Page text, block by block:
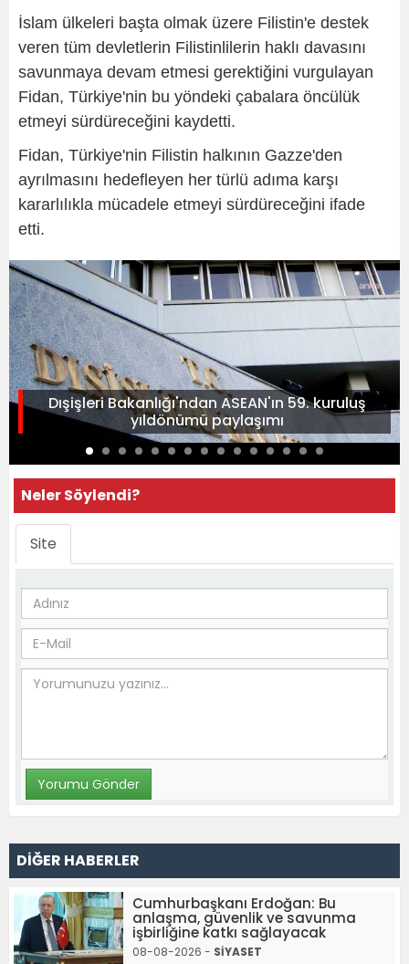
İslam ülkeleri başta olmak üzere Filistin'e destek
veren tüm devletlerin Filistinlilerin haklı davasını
savunmaya devam etmesi gerektiğini vurgulayan
Fidan, Türkiye'nin bu yöndeki çabalara öncülük
etmeyi sürdüreceğini kaydetti.
Fidan, Türkiye'nin Filistin halkının Gazze'den
ayrılmasını hedefleyen her türlü adıma karşı
kararlılıkla mücadele etmeyi sürdüreceğini ifade
etti.
Dışişleri Bakanlığı'ndan ASEAN'ın 59. kuruluş
yıldönümü paylaşımı
Neler Söylendi?
Site
DİĞER HABERLER
Cumhurbaşkanı Erdoğan: Bu
anlaşma, güvenlik ve savunma
işbirliğine katkı sağlayacak
08-08-2026 - SİYASET